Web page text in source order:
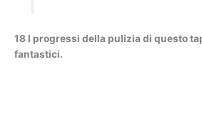
18 I progressi della pulizia di questo
fantastici.